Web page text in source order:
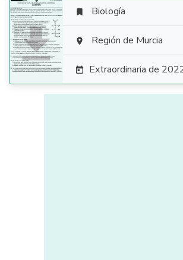

 Biología
 Región de Murcia
 Extraordinaria de